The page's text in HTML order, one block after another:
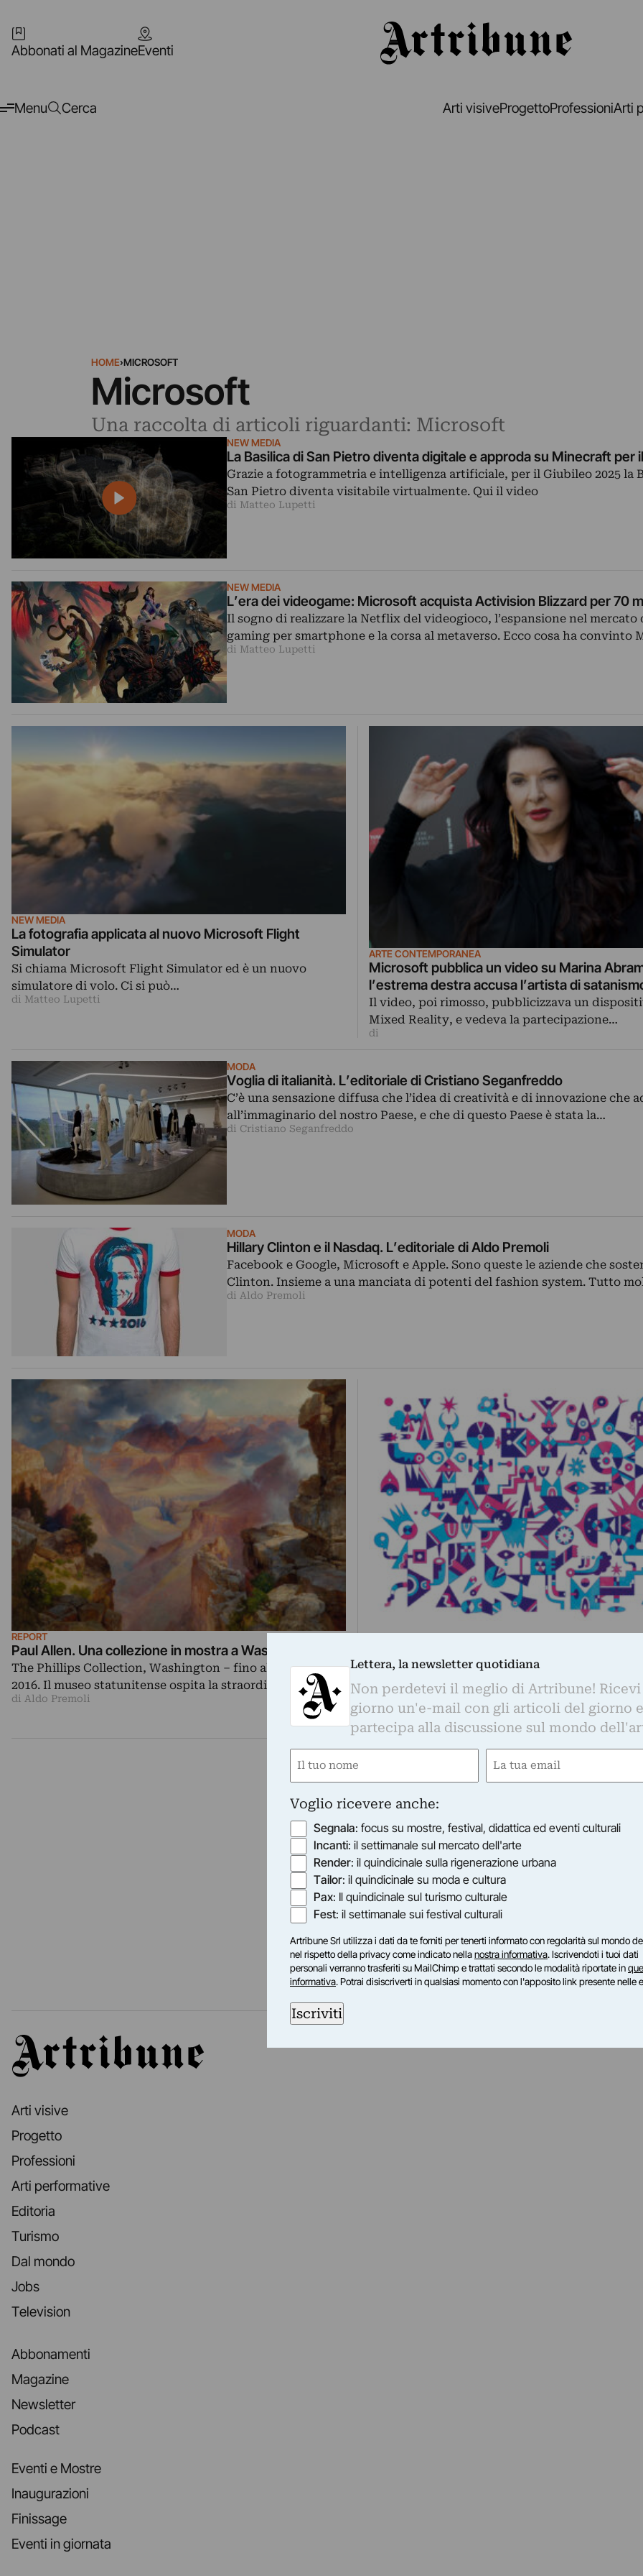
Abbonati al MagazineEventi
Menu Cerca Arti visiveProgettoProfessioniArti
HOME›MICROSOFT
Microsoft
Una raccolta di articoli riguardanti: Microsoft
NEW MEDIA
La Basilica di San Pietro diventa digitale e approda su Minecraft per
Grazie a fotogrammetria e intelligenza artificiale, per il Giubileo 2025 la
San Pietro diventa visitabile virtualmente. Qui il video
di Matteo Lupetti
NEW MEDIA
L’era dei videogame: Microsoft acquista Activision Blizzard per 70
Il sogno di realizzare la Netflix del videogioco, l’espansione nel mercato
gaming per smartphone e la corsa al metaverso. Ecco cosa ha convinto
di Matteo Lupetti
NEW MEDIA
La fotografia applicata al nuovo Microsoft Flight
Simulator
Si chiama Microsoft Flight Simulator ed è un nuovo
simulatore di volo. Ci si può…
di Matteo Lupetti
ARTE CONTEMPORANEA
Microsoft pubblica un video su Marina
l’estrema destra accusa l’artista di
Il video, poi rimosso, pubblicizzava un
Mixed Reality, e vedeva la partecipazione…
di
MODA
Voglia di italianità. L’editoriale di Cristiano Seganfreddo
C’è una sensazione diffusa che l’idea di creatività e di innovazione che
all’immaginario del nostro Paese, e che di questo Paese è stata la…
di Cristiano Seganfreddo
MODA
Hillary Clinton e il Nasdaq. L’editoriale di Aldo Premoli
Facebook e Google, Microsoft e Apple. Sono queste le aziende che
Clinton. Insieme a una manciata di potenti del fashion system. Tutto
di Aldo Premoli
REPORT
Paul Allen. Una collezione in mostra a Washington
The Phillips Collection, Washington – fino all’8 maggio
2016. Il museo statunitense ospita la straordinaria…
di Aldo Premoli
DESIGN
Mouse da museo per Microsoft: nuovi arrivi
Edition dell’accessorio wireless, galleria
venti esemplari diversi. E che accoglie da
creazioni Si Scott e Matt Lyon.
Pochi euro e sulla scrivania ti metti un Van
Monet o un Degas:…
di Francesco Sala
Artribune
Arti visive
Progetto
Professioni
Arti performative
Editoria
Turismo
Dal mondo
Jobs
Television
Abbonamenti
Magazine
Newsletter
Podcast
Eventi e Mostre
Inaugurazioni
Finissage
Eventi in giornata
Lettera, la newsletter quotidiana
Non perdetevi il meglio di Artribune! Ricevi
giorno un'e-mail con gli articoli del giorno e
partecipa alla discussione sul mondo
Nome
Email
Voglio ricevere anche:
Segnala: focus su mostre, festival, didattica ed eventi culturali
Incanti: il settimanale sul mercato dell'arte
Render: il quindicinale sulla rigenerazione urbana
Tailor: il quindicinale su moda e cultura
Pax: Il quindicinale sul turismo culturale
Fest: il settimanale sui festival culturali
Artribune Srl utilizza i dati da te forniti per tenerti informato con regolarità sul mondo
nel rispetto della privacy come indicato nellanostra informativa. Iscrivendoti i tuoi dati
personali verranno trasferiti su MailChimp e trattati secondo le modalità riportate in
informativa. Potrai disiscriverti in qualsiasi momento con l'apposito link presente nelle
Iscriviti